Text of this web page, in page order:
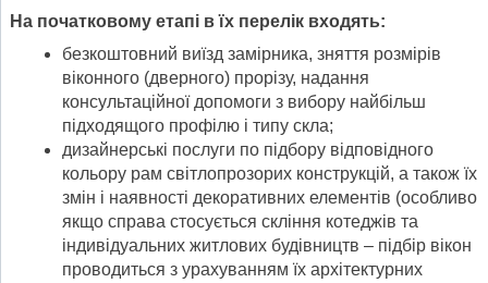
На початковому етапі в їх перелік входять:
безкоштовний виїзд замірника, зняття розмірів
віконного (дверного) прорізу, надання
консультаційної допомоги з вибору найбільш
підходящого профілю і типу скла;
дизайнерські послуги по підбору відповідного
кольору рам світлопрозорих конструкцій, а також їх
змін і наявності декоративних елементів (особливо
якщо справа стосується скління котеджів та
індивідуальних житлових будівництв – підбір вікон
проводиться з урахуванням їх архітектурних